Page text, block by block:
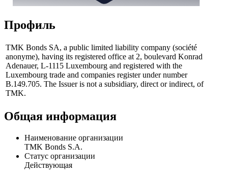
Профиль
TMK Bonds SA, a public limited liability company (société
anonyme), having its registered office at 2, boulevard Konrad
Adenauer, L-1115 Luxembourg and registered with the
Luxembourg trade and companies register under number
B.149.705. The Issuer is not a subsidiary, direct or indirect, of
TMK.
Общая информация
Наименование организации
TMK Bonds S.A.
Статус организации
Действующая